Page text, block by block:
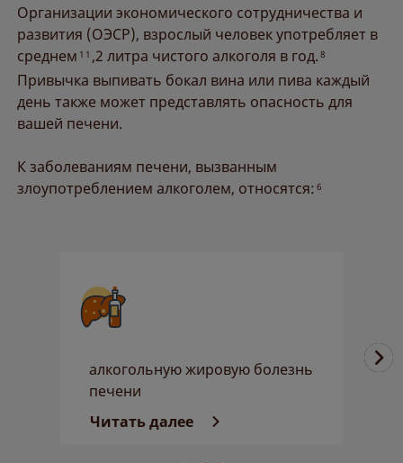
Организации экономического сотрудничества и
развития (ОЭСР), взрослый человек употребляет в
среднем 11 ,2 литра чистого алкоголя в год. 8
Привычка выпивать бокал вина или пива каждый
день также может представлять опасность для
вашей печени.
К заболеваниям печени, вызванным
злоупотреблением алкоголем, относятся: 6
алкогольную жировую болезнь
печени
Читать далее